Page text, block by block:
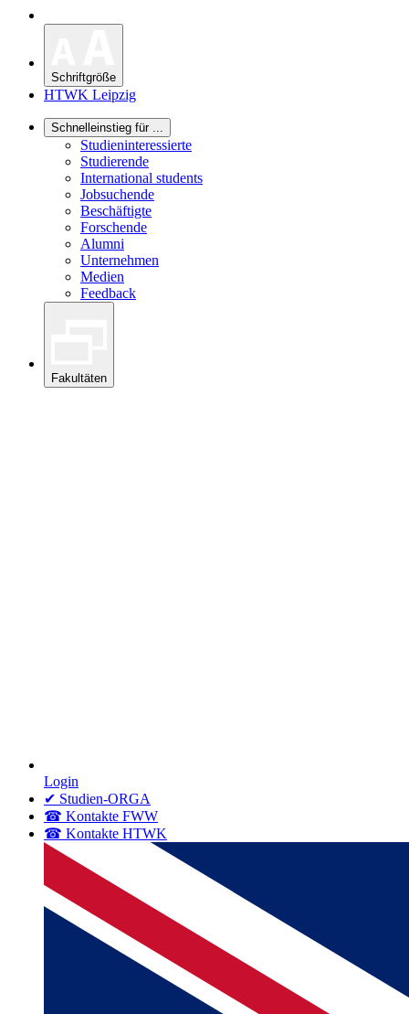
Schriftgröße
HTWK Leipzig
Schnelleinstieg für ...
Studieninteressierte
Studierende
International students
Jobsuchende
Beschäftigte
Forschende
Alumni
Unternehmen
Medien
Feedback
Fakultäten
Login
✔ Studien-ORGA
☎ Kontakte FWW
☎ Kontakte HTWK